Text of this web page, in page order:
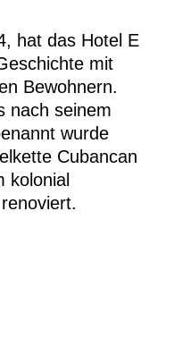
hat das Hotel E
mit
Bewohnern.
nach seinem
wurde
Cubancan
kolonial